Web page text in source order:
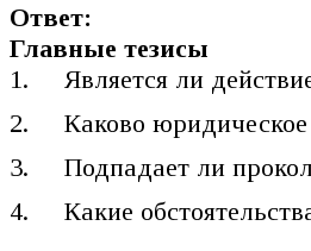
Ответ:
Главные тезисы
Является ли
Каково
Подпадает ли
Какие